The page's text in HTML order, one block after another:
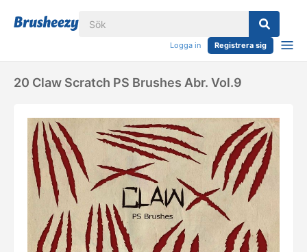
Logga in Registrera sig
20 Claw Scratch PS Brushes Abr. Vol.9